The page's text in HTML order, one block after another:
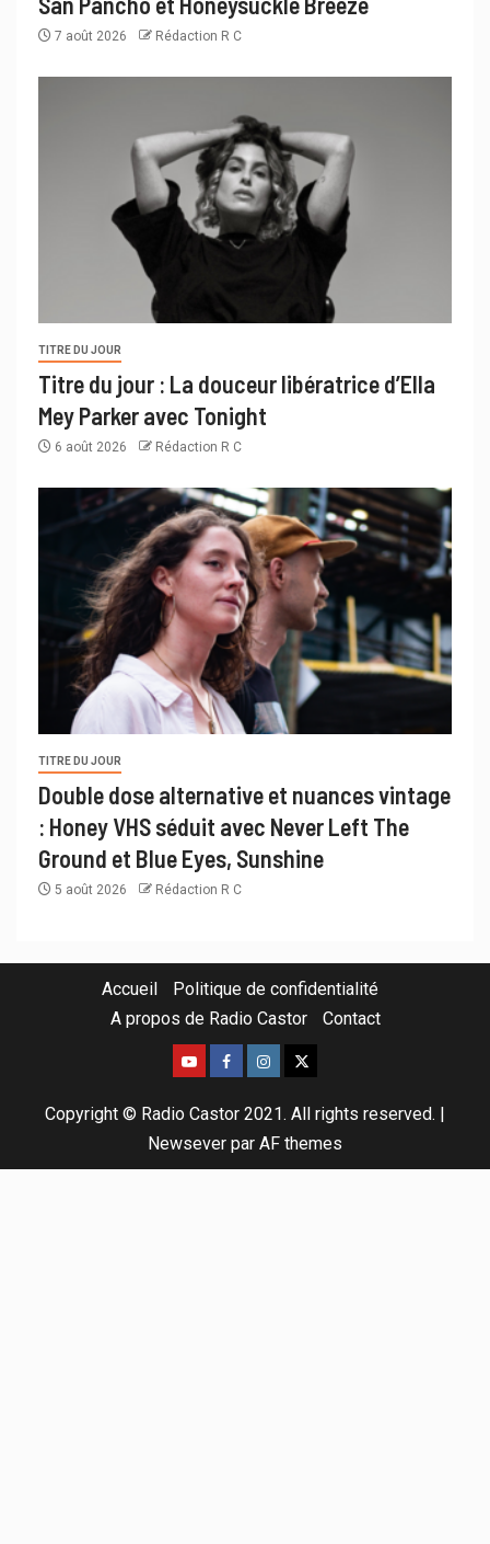
7 août 2026 Rédaction R C
TITRE DU JOUR
Titre du jour : La douceur libératrice d’Ella
Mey Parker avec Tonight
6 août 2026 Rédaction R C
TITRE DU JOUR
Double dose alternative et nuances vintage
: Honey VHS séduit avec Never Left The
Ground et Blue Eyes, Sunshine
5 août 2026 Rédaction R C
Accueil
Politique de confidentialité
A propos de Radio Castor
Contact
Copyright © Radio Castor 2021. All rights reserved.
Newsever par AF themes